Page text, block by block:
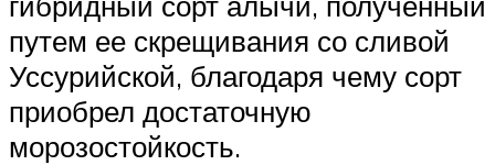
путем ее скрещивания со сливой
Уссурийской, благодаря чему сорт
приобрел достаточную
морозостойкость.